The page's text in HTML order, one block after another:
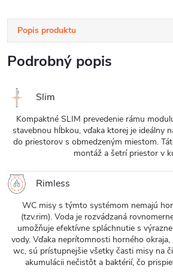
Popis produktu
Podrobný popis
Slim
Kompaktné SLIM prevedenie rámu
stavebnou hĺbkou, vďaka ktorej je ideálny
do priestorov s obmedzeným miestom.
montáž a šetrí priestor v
Rimless
WC misy s týmto systémom nemajú
(tzv.rim). Voda je rozvádzaná
umožňuje efektívne spláchnutie s
vody. Vďaka neprítomnosti horného
wc, sú prístupnejšie všetky časti misy na
akumulácii nečistôt a baktérií, čo